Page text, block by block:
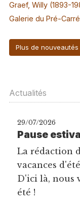
Graef, Willy (1893-
Galerie du Pré-Carré
Plus de nouveautés
Actualités
29/07/2026
Pause
La rédaction
vacances
D'ici là, nous
été !